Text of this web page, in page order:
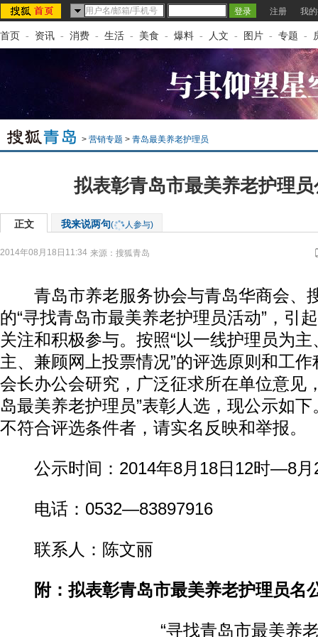
注册 我
首页 - 资讯 - 消费 - 生活 - 美食 - 爆料 - 人文 - 图片 - 专题 -
> 营销专题 > 青岛最美养老护理员
拟表彰青岛市最美养老护理
正文 我来说两句( 人参与)
2014年08月18日11:34 来源： 搜狐青岛
青岛市养老服务协会与青岛华商会、
的“寻找青岛市最美养老护理员活动”，引
关注和积极参与。按照“以一线护理员为
主、兼顾网上投票情况”的评选原则和工
会长办公会研究，广泛征求所在单位意见
岛最美养老护理员”表彰人选，现公示如
不符合评选条件者，请实名反映和举报。
公示时间：2014年8月18日12时—8月
电话：0532—83897916
联系人：陈文丽
附：拟表彰青岛市最美养老护理员名
“寻找青岛市最美养老